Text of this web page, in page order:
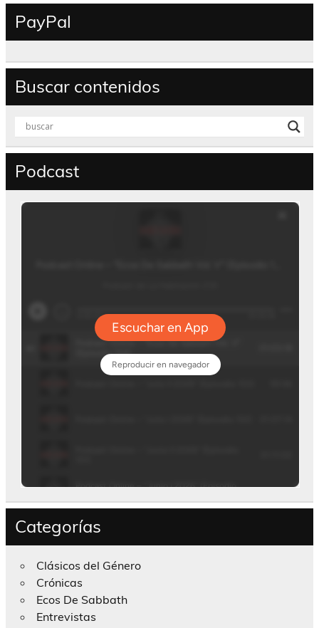
PayPal
Buscar contenidos
Podcast
Categorías
Clásicos del Género
Crónicas
Ecos De Sabbath
Entrevistas